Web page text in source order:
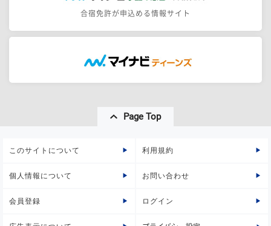
合宿免許が申込める情報サイト
Page Top
このサイトについて 利用規約
個人情報について お問い合わせ
会員登録 ログイン